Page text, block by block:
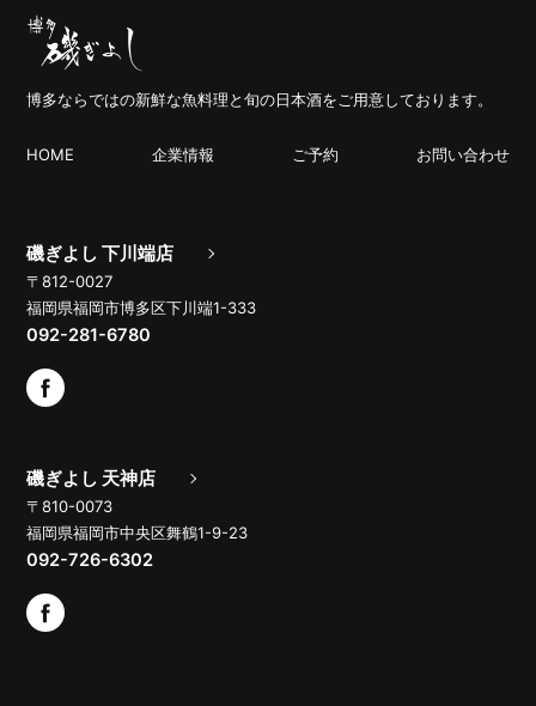
博多ならではの新鮮な魚料理と旬の日本酒をご用意しております。
HOME 企業情報 ご予約 お問い合わせ
磯ぎよし 下川端店
〒812-0027
福岡県福岡市博多区下川端1-333
092-281-6780
磯ぎよし 天神店
〒810-0073
福岡県福岡市中央区舞鶴1-9-23
092-726-6302